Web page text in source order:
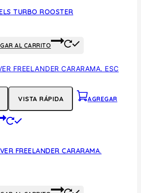
TURBO ROOSTER
AL CARRITO
VISTA RÁPIDA AGREGAR
FREELANDER CARARAMA.